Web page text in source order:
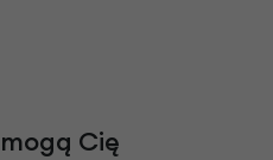
Cię